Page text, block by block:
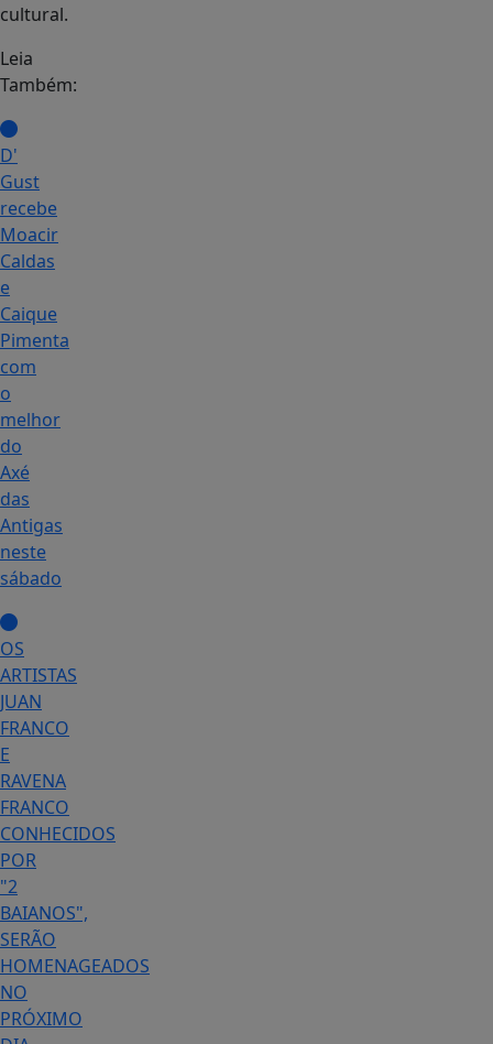
cultural.
Leia
Também:
D'
Gust
recebe
Moacir
Caldas
e
Caique
Pimenta
com
o
melhor
do
Axé
das
Antigas
neste
sábado
OS
ARTISTAS
JUAN
FRANCO
E
RAVENA
FRANCO
CONHECIDOS
POR
"2
BAIANOS",
SERÃO
HOMENAGEADOS
NO
PRÓXIMO